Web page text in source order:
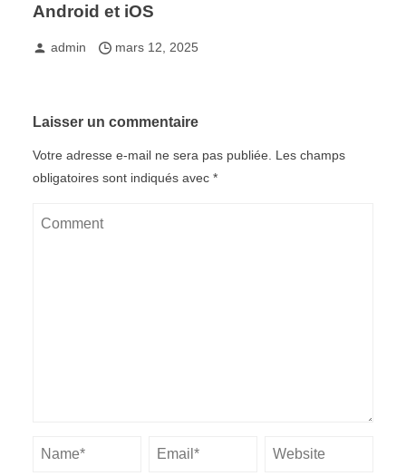
Android et iOS
admin mars 12, 2025
Laisser un commentaire
Votre adresse e-mail ne sera pas publiée.
Les champs
obligatoires sont indiqués avec *